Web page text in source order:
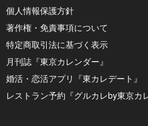
個人情報保護方針
著作権・免責事項について
特定商取引法に基づく表示
月刊誌『東京カレンダー』
婚活・恋活アプリ『東カレデート』
レストラン予約『グルカレby東京カ